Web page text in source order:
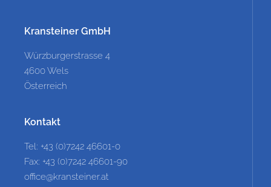
Kransteiner GmbH
Würzburgerstrasse 4
4600 Wels
Österreich
Kontakt
Tel: +43 (0)7242 46601-0
Fax: +43 (0)7242 46601-90
office@kransteiner.at